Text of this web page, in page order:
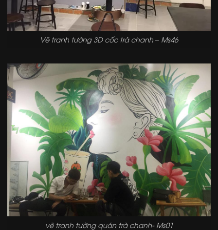
Vẽ tranh tường 3D cốc trà chanh – Ms46
vẽ tranh tường quán trà chanh- Ms01